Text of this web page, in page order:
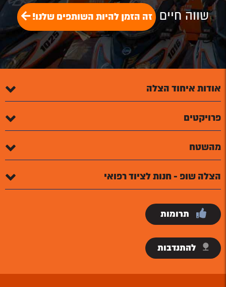
שווה חיים זה הזמן להיות השותפים שלנו!
אודות איחוד הצלה
פרויקטים
מהשטח
הצלה שופ - חנות לציוד רפואי
תרומות
להתנדבות